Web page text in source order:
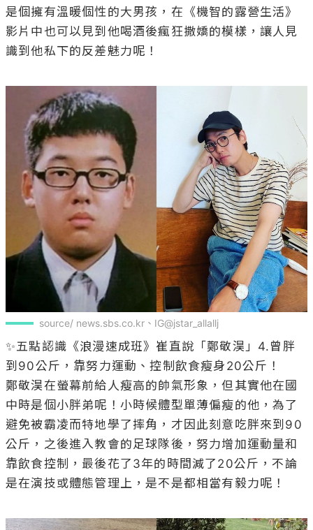
是個擁有溫暖個性的大男孩，在《機智的露營生活》
影片中也可以見到他喝酒後瘋狂撒嬌的模樣，讓人見
識到他私下的反差魅力呢！
source/ news.sbs.co.kr、IG@jstar_allallj
✨五點認識《浪漫速成班》崔直說「鄭敬淏」4.曾胖
到90公斤，靠努力運動、控制飲食瘦身20公斤！
鄭敬淏在螢幕前給人瘦高的帥氣形象，但其實他在國
中時是個小胖弟呢！小時候體型單薄偏瘦的他，為了
避免被霸凌而特地學了摔角，才因此刻意吃胖來到90
公斤，之後進入教會的足球隊後，努力增加運動量和
靠飲食控制，最後花了3年的時間減了20公斤，不論
是在演技或體態管理上，是不是都相當有毅力呢！